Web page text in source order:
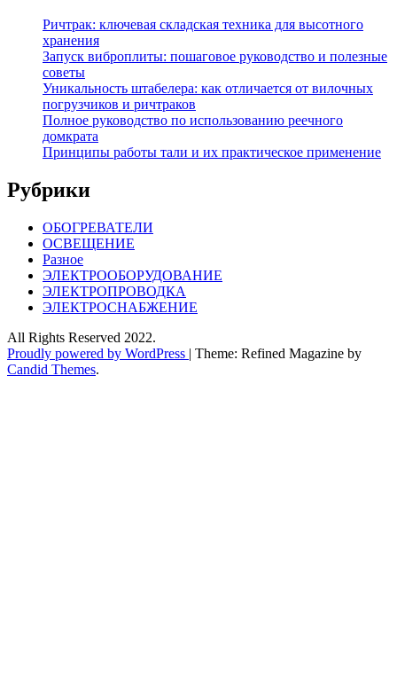
Ричтрак: ключевая складская техника для высотного
хранения
Запуск виброплиты: пошаговое руководство и полезные
советы
Уникальность штабелера: как отличается от вилочных
погрузчиков и ричтраков
Полное руководство по использованию реечного
домкрата
Принципы работы тали и их практическое применение
Рубрики
ОБОГРЕВАТЕЛИ
ОСВЕЩЕНИЕ
Разное
ЭЛЕКТРООБОРУДОВАНИЕ
ЭЛЕКТРОПРОВОДКА
ЭЛЕКТРОСНАБЖЕНИЕ
All Rights Reserved 2022.
Proudly powered by WordPress | Theme: Refined Magazine by
Candid Themes.